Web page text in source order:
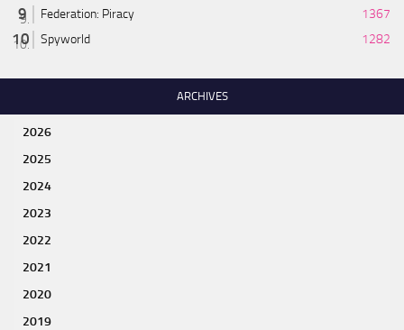
Federation: Piracy
1367
Spyworld
1282
ARCHIVES
2026
2025
2024
2023
2022
2021
2020
2019